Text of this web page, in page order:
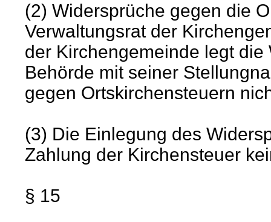
(2) Widersprüche gegen die
Verwaltungsrat der
der Kirchengemeinde legt
Behörde mit seiner
gegen Ortskirchensteuern
(3) Die Einlegung des
Zahlung der Kirchensteuer
§ 15